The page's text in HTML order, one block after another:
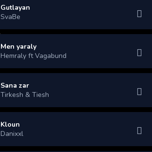
Gutlayan
SvaBe
Men yaraly
Hemraly ft Vagabund
Sana zar
Tirkesh & Tiesh
Kloun
Danixxl